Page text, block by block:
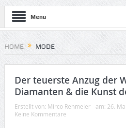
Menu
HOME MODE
Der teuerste Anzug der
Diamanten & die Kunst
Erstellt von: Mirco Rehmeier am: 26.
Keine Kommentare